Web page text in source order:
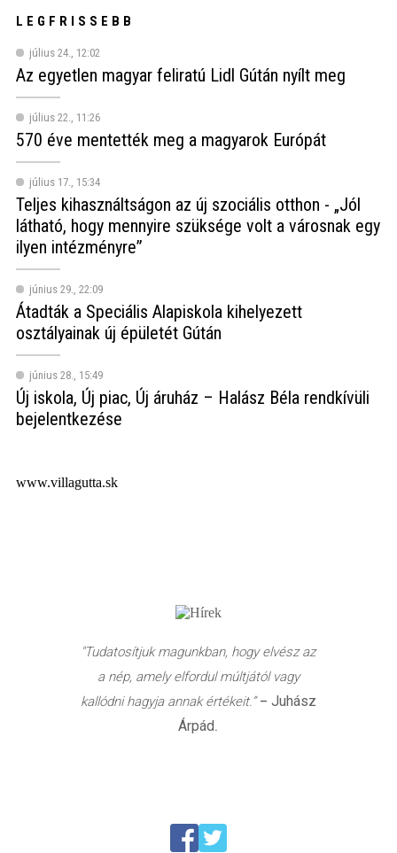
LEGFRISSEBB
július 24., 12:02
Az egyetlen magyar feliratú Lidl Gútán nyílt meg
július 22., 11:26
570 éve mentették meg a magyarok Európát
július 17., 15:34
Teljes kihasználtságon az új szociális otthon - „Jól
látható, hogy mennyire szüksége volt a városnak egy
ilyen intézményre”
június 29., 22:09
Átadták a Speciális Alapiskola kihelyezett
osztályainak új épületét Gútán
június 28., 15:49
Új iskola, Új piac, Új áruház – Halász Béla rendkívüli
bejelentkezése
www.villagutta.sk
"Tudatosítjuk magunkban, hogy elvész az
a nép, amely elfordul múltjától vagy
kallódni hagyja annak értékeit.”– Juhász
Árpád.